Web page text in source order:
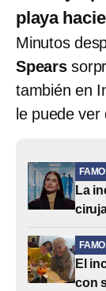
playa
Minutos
Spears
también en
le puede
La
El
con